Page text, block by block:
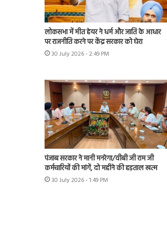
लोकसभा में मीत हेयर ने धर्म और जाति के आधार
पर राजनीति करने पर केंद्र सरकार को घेरा
30 July 2026 - 2:49 PM
पंजाब सरकार ने मानी मनरेगा/वीबी जी राम जी
कर्मचारियों की मांगें, दो महीने की हड़ताल खत्म
30 July 2026 - 1:49 PM